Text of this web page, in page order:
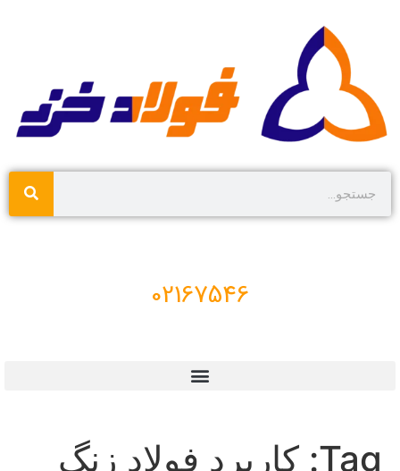
02167546
Tag: کاربرد فولاد زنگ